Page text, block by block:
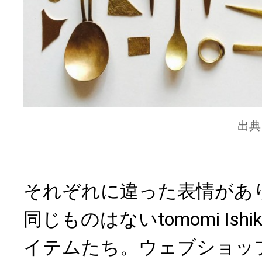
出
それぞれに違った表情があ
同じものはないtomomi
イテムたち。ウェブショ